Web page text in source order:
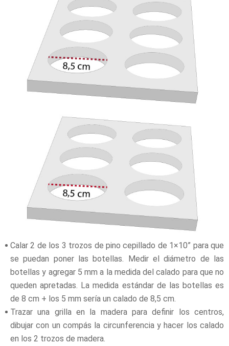
Calar 2 de los 3 trozos de pino cepillado de 1×10” para que
se puedan poner las botellas. Medir el diámetro de las
botellas y agregar 5 mm a la medida del calado para que no
queden apretadas. La medida estándar de las botellas es
de 8 cm + los 5 mm sería un calado de 8,5 cm.
Trazar una grilla en la madera para definir los centros,
dibujar con un compás la circunferencia y hacer los calado
en los 2 trozos de madera.